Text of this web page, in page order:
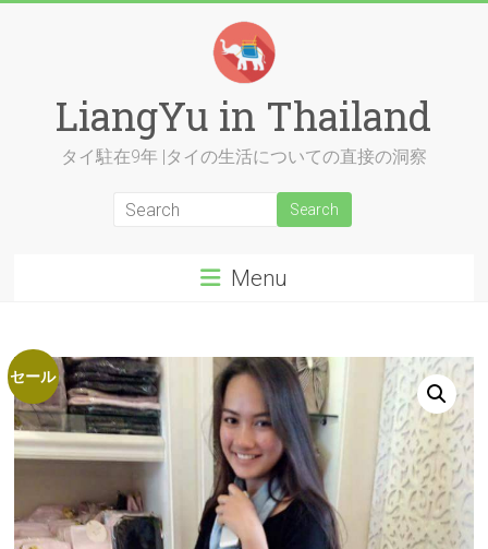
LiangYu in Thailand
タイ駐在9年 |タイの生活についての直接の洞察
Menu
セール